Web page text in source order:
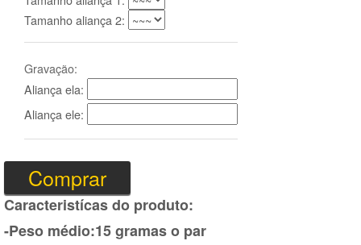
Tamanho aliança 2:
Gravação:
Aliança ela:
Aliança ele:
Caracteristícas do produto:
-Peso médio:15 gramas o par